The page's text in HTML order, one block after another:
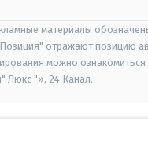
материалы
отражают позицию
можно
Люкс "», 24 Канал.